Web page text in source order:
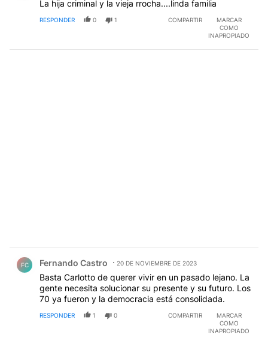
La hija criminal y la vieja rrocha....linda familia
RESPONDER 0 1 COMPARTIR
MARCAR
COMO
INAPROPIADO
FC Fernando Castro 20 DE NOVIEMBRE DE 2023
Basta Carlotto de querer vivir en un pasado lejano. La
gente necesita solucionar su presente y su futuro. Los
70 ya fueron y la democracia está consolidada.
RESPONDER 1 0 COMPARTIR
MARCAR
COMO
INAPROPIADO